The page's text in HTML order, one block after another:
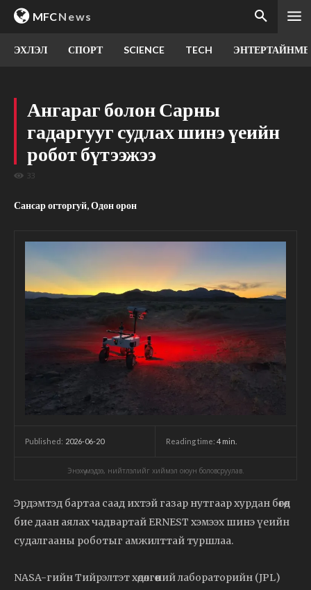
MFCNews
ЭХЛЭЛ СПОРТ SCIENCE TECH
Ангараг болон Сарны
гадаргууг судлах шинэ үеийн
робот бүтээжээ
33
Сансар огторгуй, Одон орон
Published: 2026-06-20 Reading time: 4 min.
Энэхүү мэдээ, нийтлэлийг хиймэл оюун боловсруулав.
Эрдэмтэд бартаа саад ихтэй газар нутгаар хурдан бөгөөд
бие даан аялах чадвартай ERNEST хэмээх шинэ үеийн
судалгааны роботыг амжилттай туршлаа.
NASA-гийн Тийрэлтэт хөдөлгөөний лабораторийн (JPL)